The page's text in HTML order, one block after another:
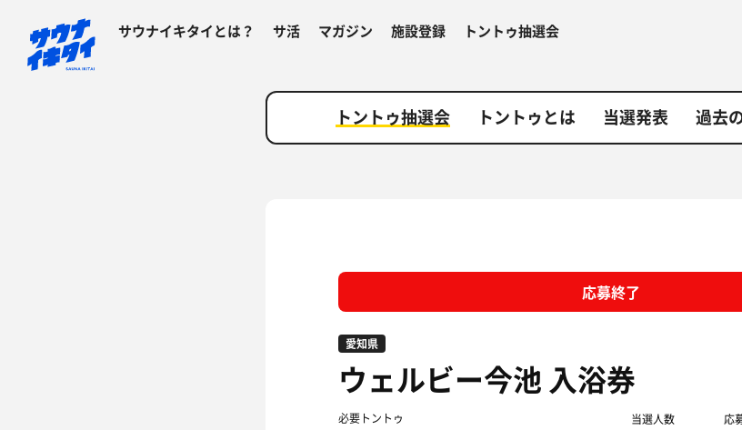
サウナイキタイとは？ サ活 マガジン 施設登録 トントゥ抽選会
トントゥ抽選会 トントゥとは 当選発表 過去
応募終了
愛知県
ウェルビー今池入浴券
必要トントゥ 当選人数 応